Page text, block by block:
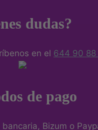
dudas?
en el 644 90 88
de pago
Bizum o